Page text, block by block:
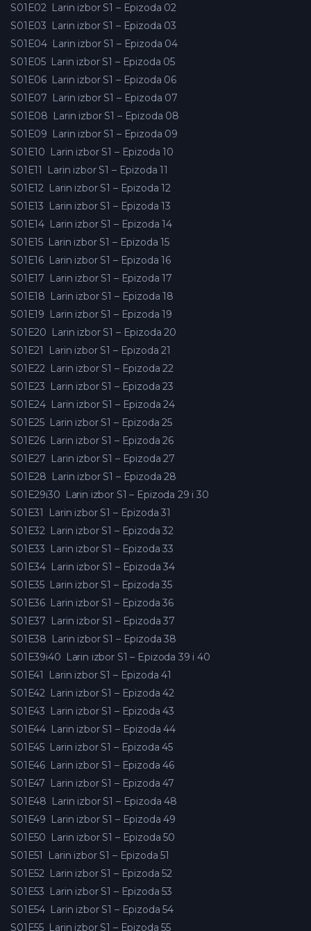
S01E02 Larin izbor S1 – Epizoda 02
S01E03 Larin izbor S1 – Epizoda 03
S01E04 Larin izbor S1 – Epizoda 04
S01E05 Larin izbor S1 – Epizoda 05
S01E06 Larin izbor S1 – Epizoda 06
S01E07 Larin izbor S1 – Epizoda 07
S01E08 Larin izbor S1 – Epizoda 08
S01E09 Larin izbor S1 – Epizoda 09
S01E10 Larin izbor S1 – Epizoda 10
S01E11
Larin izbor S1 – Epizoda 11
S01E12 Larin izbor S1 – Epizoda 12
S01E13 Larin izbor S1 – Epizoda 13
S01E14 Larin izbor S1 – Epizoda 14
S01E15 Larin izbor S1 – Epizoda 15
S01E16 Larin izbor S1 – Epizoda 16
S01E17 Larin izbor S1 – Epizoda 17
S01E18 Larin izbor S1 – Epizoda 18
S01E19 Larin izbor S1 – Epizoda 19
S01E20 Larin izbor S1 – Epizoda 20
S01E21
Larin izbor S1 – Epizoda 21
S01E22 Larin izbor S1 – Epizoda 22
S01E23 Larin izbor S1 – Epizoda 23
S01E24 Larin izbor S1 – Epizoda 24
S01E25 Larin izbor S1 – Epizoda 25
S01E26 Larin izbor S1 – Epizoda 26
S01E27 Larin izbor S1 – Epizoda 27
S01E28 Larin izbor S1 – Epizoda 28
S01E29i30 Larin izbor S1 – Epizoda 29 i 30
S01E31
Larin izbor S1 – Epizoda 31
S01E32 Larin izbor S1 – Epizoda 32
S01E33 Larin izbor S1 – Epizoda 33
S01E34 Larin izbor S1 – Epizoda 34
S01E35 Larin izbor S1 – Epizoda 35
S01E36 Larin izbor S1 – Epizoda 36
S01E37 Larin izbor S1 – Epizoda 37
S01E38 Larin izbor S1 – Epizoda 38
S01E39i40 Larin izbor S1 – Epizoda 39 i 40
S01E41
Larin izbor S1 – Epizoda 41
S01E42 Larin izbor S1 – Epizoda 42
S01E43 Larin izbor S1 – Epizoda 43
S01E44 Larin izbor S1 – Epizoda 44
S01E45 Larin izbor S1 – Epizoda 45
S01E46 Larin izbor S1 – Epizoda 46
S01E47 Larin izbor S1 – Epizoda 47
S01E48 Larin izbor S1 – Epizoda 48
S01E49 Larin izbor S1 – Epizoda 49
S01E50 Larin izbor S1 – Epizoda 50
S01E51
Larin izbor S1 – Epizoda 51
S01E52 Larin izbor S1 – Epizoda 52
S01E53 Larin izbor S1 – Epizoda 53
S01E54 Larin izbor S1 – Epizoda 54
S01E55 Larin izbor S1 – Epizoda 55